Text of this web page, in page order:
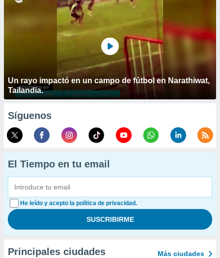
Un rayo impactó en un campo de fútbol en Narathiwat,
Tailandia.
Síguenos
El Tiempo en tu email
He leído y acepto la política de privacidad.
Principales ciudades Más ciudades